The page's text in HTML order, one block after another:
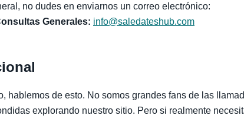
no dudes en enviarnos un correo electrónico:
Generales: info@saledateshub.com
hablemos de esto. No somos grandes fans de las
explorando nuestro sitio. Pero si realmente